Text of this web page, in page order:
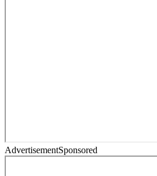
AdvertisementSponsored